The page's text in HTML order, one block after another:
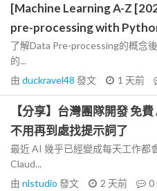
[Machine Learning A-Z
pre-processing with
了解Data Pre-processing的概念
的...
由 duckravel48 發文 1 天前
【分享】台灣團隊開發 免
不用再到處找提示詞了
最近 AI 幾乎已經變成每天工作都
Claud...
由 nlstudio 發文 2 天前 0